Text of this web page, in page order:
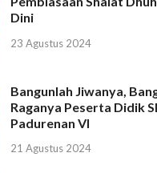
Dini
23 Agustus 2024
Bangunlah Jiwanya,
Raganya Peserta Didik
Padurenan VI
21 Agustus 2024